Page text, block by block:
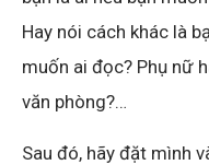
Hay nói cách khác là
muốn ai đọc? Phụ nữ
văn phòng?…
Sau đó, hãy đặt mình